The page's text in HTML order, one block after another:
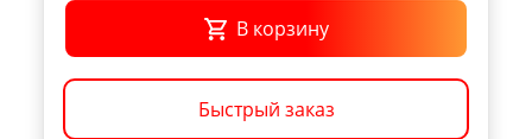
В корзину
Быстрый заказ